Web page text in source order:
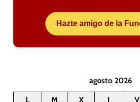
Hazte amigo de la
agosto 2026
L M X J V